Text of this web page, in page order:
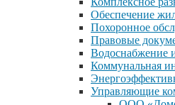
Обеспечение
Похоронное
Правовые
Водоснабжение
Коммунальная
Управляющие